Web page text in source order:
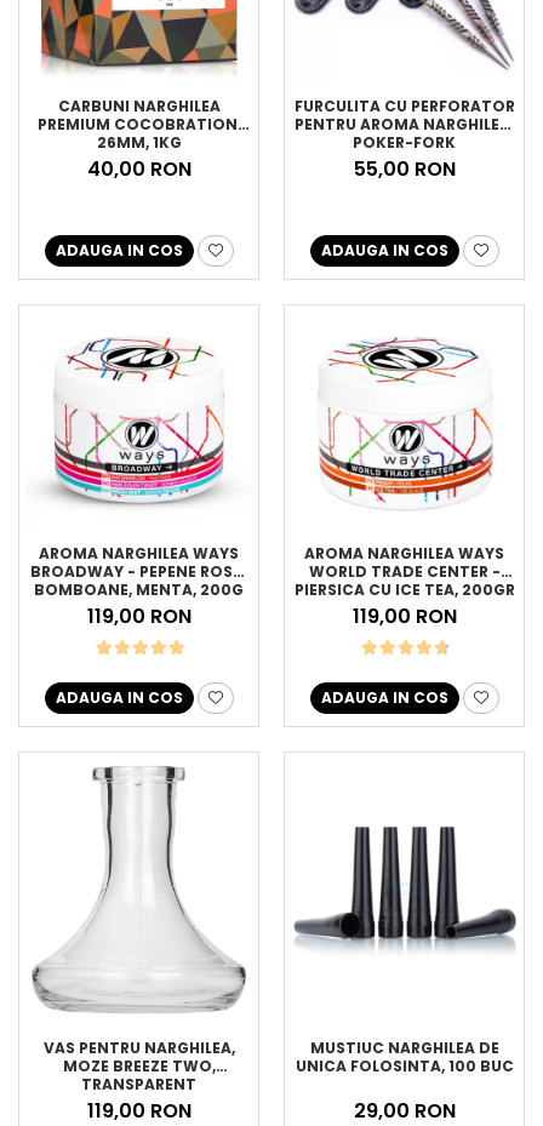
CARBUNI NARGHILEA
PREMIUM COCOBRATION,
26MM, 1KG
40,00 RON
ADAUGA IN COS
FURCULITA CU PERFORATOR
PENTRU AROMA NARGHILEA,
POKER-FORK
55,00 RON
ADAUGA IN COS
AROMA NARGHILEA WAYS
BROADWAY - PEPENE ROSU,
BOMBOANE, MENTA, 200G
119,00 RON
ADAUGA IN COS
AROMA NARGHILEA WAYS
WORLD TRADE CENTER -
PIERSICA CU ICE TEA, 200GR
119,00 RON
ADAUGA IN COS
VAS PENTRU NARGHILEA,
MOZE BREEZE TWO,
TRANSPARENT
119,00 RON
MUSTIUC NARGHILEA DE
UNICA FOLOSINTA, 100 BUC
29,00 RON